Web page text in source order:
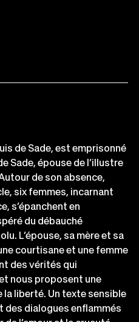
de Sade, est emprisonné
Sade, épouse de l’illustre
de son absence,
six femmes, incarnant
s’épanchent en
du débauché
L’épouse, sa mère et sa
courtisane et une femme
des vérités qui
nous proposent une
liberté. Un texte sensible
des dialogues enflammés